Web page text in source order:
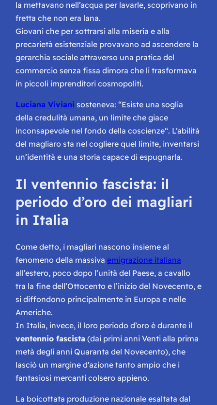
la mettavano nell’acqua per lavarle, scoprivano in
fretta che non era lana.
Giovani che per sottrarsi alla miseria e alla
precarietà esistenziale provavano ad ascendere la
gerarchia sociale attraverso una pratica del
commercio senza fissa dimora che li trasformava
in piccoli imprenditori cosmopoliti.
Luciana Viviani sosteneva: “Esiste una soglia
della credulità umana, un limite che giace
inconsapevole nel fondo della coscienze“. L’abilità
del magliaro sta nel cogliere quel limite, inventarsi
un’identità e una storia capace di espugnarla.
Il ventennio fascista: il
periodo d’oro dei magliari
in Italia
Come detto, i magliari nascono insieme al
fenomeno della massiva emigrazione italiana
all’estero, poco dopo l’unità del Paese, a cavallo
tra la fine dell’Ottocento e l’inizio del Novecento, e
si diffondono principalmente in Europa e nelle
Americhe.
In Italia, invece, il loro periodo d’oro è durante il
ventennio fascista (dai primi anni Venti alla prima
metà degli anni Quaranta del Novecento), che
lasciò un margine d’azione tanto ampio che i
fantasiosi mercanti colsero appieno.
La boicottata produzione nazionale esaltata dal